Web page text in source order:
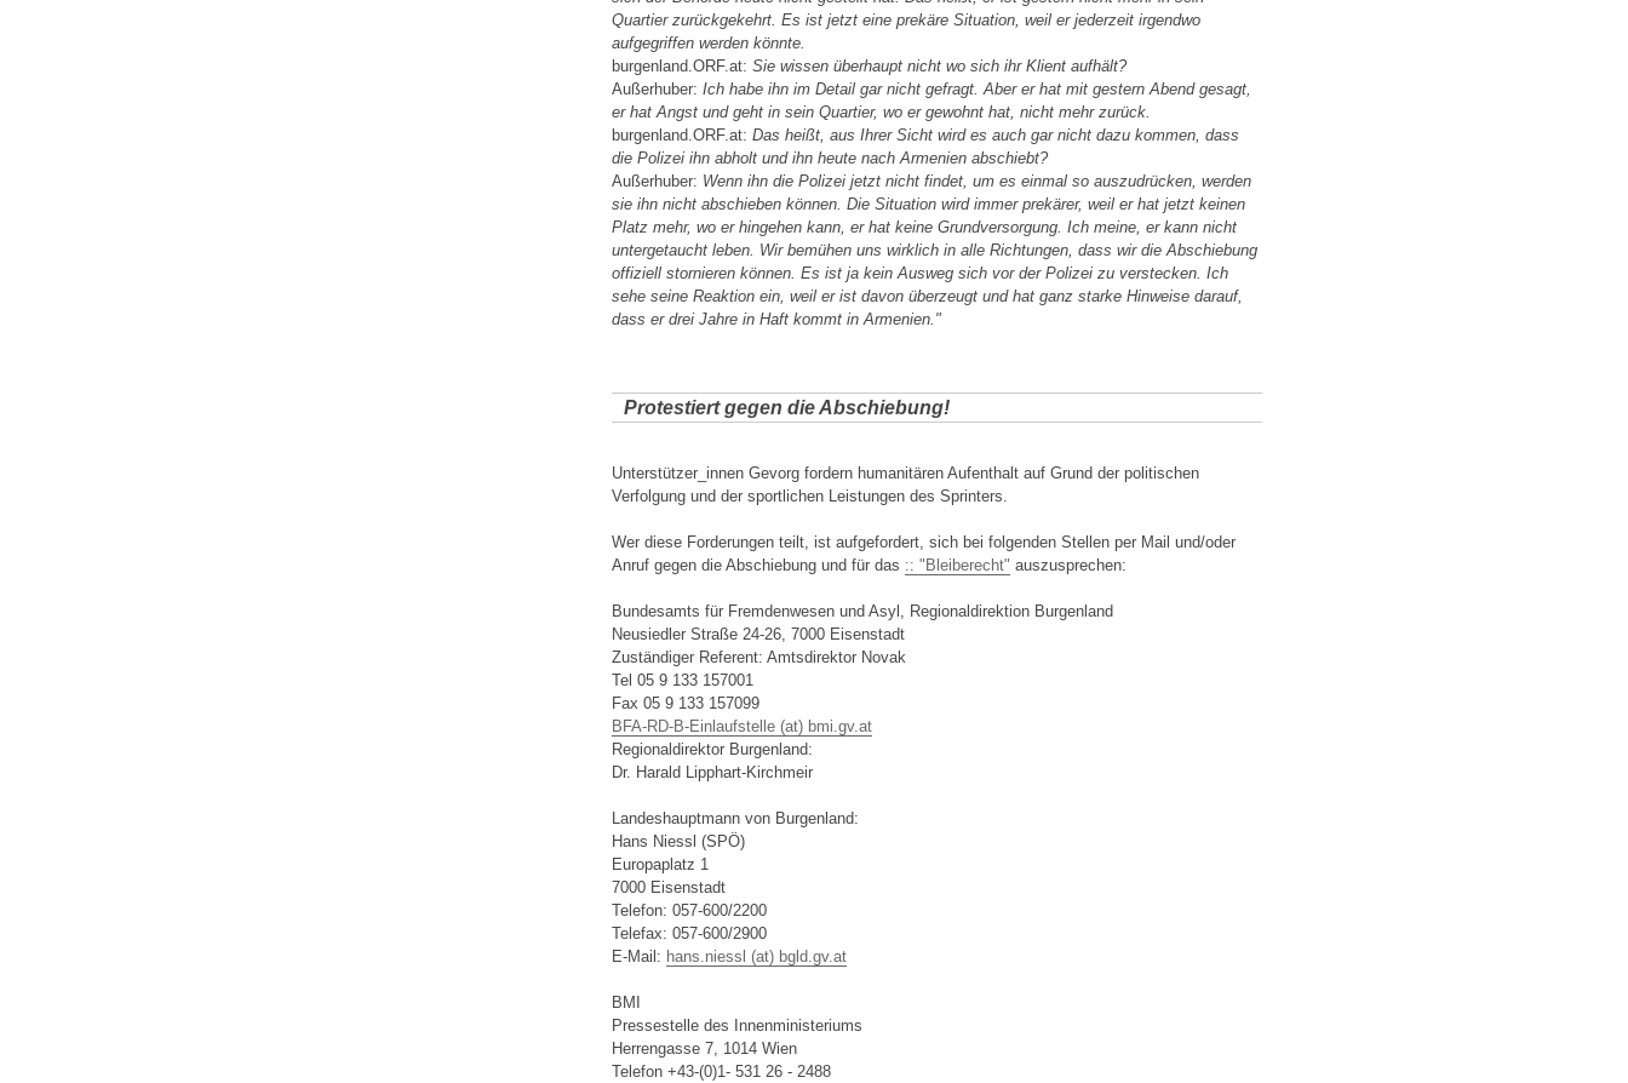
Quartier zurückgekehrt. Es ist jetzt eine prekäre Situation, weil er jederzeit irgendwo
aufgegriffen werden könnte.
burgenland.ORF.at: Sie wissen überhaupt nicht wo sich ihr Klient aufhält?
Außerhuber: Ich habe ihn im Detail gar nicht gefragt. Aber er hat mit gestern Abend gesagt,
er hat Angst und geht in sein Quartier, wo er gewohnt hat, nicht mehr zurück.
burgenland.ORF.at: Das heißt, aus Ihrer Sicht wird es auch gar nicht dazu kommen, dass
die Polizei ihn abholt und ihn heute nach Armenien abschiebt?
Außerhuber: Wenn ihn die Polizei jetzt nicht findet, um es einmal so auszudrücken, werden
sie ihn nicht abschieben können. Die Situation wird immer prekärer, weil er hat jetzt keinen
Platz mehr, wo er hingehen kann, er hat keine Grundversorgung. Ich meine, er kann nicht
untergetaucht leben. Wir bemühen uns wirklich in alle Richtungen, dass wir die Abschiebung
offiziell stornieren können. Es ist ja kein Ausweg sich vor der Polizei zu verstecken. Ich
sehe seine Reaktion ein, weil er ist davon überzeugt und hat ganz starke Hinweise darauf,
dass er drei Jahre in Haft kommt in Armenien."
Protestiert gegen die Abschiebung!
Unterstützer_innen Gevorg fordern humanitären Aufenthalt auf Grund der politischen
Verfolgung und der sportlichen Leistungen des Sprinters.
Wer diese Forderungen teilt, ist aufgefordert, sich bei folgenden Stellen per Mail und/oder
Anruf gegen die Abschiebung und für das :: "Bleiberecht" auszusprechen:
Bundesamts für Fremdenwesen und Asyl, Regionaldirektion Burgenland
Neusiedler Straße 24-26, 7000 Eisenstadt
Zuständiger Referent: Amtsdirektor Novak
Tel 05 9 133 157001
Fax 05 9 133 157099
BFA-RD-B-Einlaufstelle (at) bmi.gv.at
Regionaldirektor Burgenland:
Dr. Harald Lipphart-Kirchmeir
Landeshauptmann von Burgenland:
Hans Niessl (SPÖ)
Europaplatz 1
7000 Eisenstadt
Telefon: 057-600/2200
Telefax: 057-600/2900
E-Mail: hans.niessl (at) bgld.gv.at
BMI
Pressestelle des Innenministeriums
Herrengasse 7, 1014 Wien
Telefon +43-(0)1- 531 26 - 2488